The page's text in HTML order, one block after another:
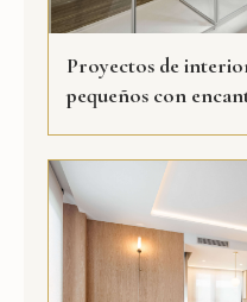
Proyectos de
pequeños con